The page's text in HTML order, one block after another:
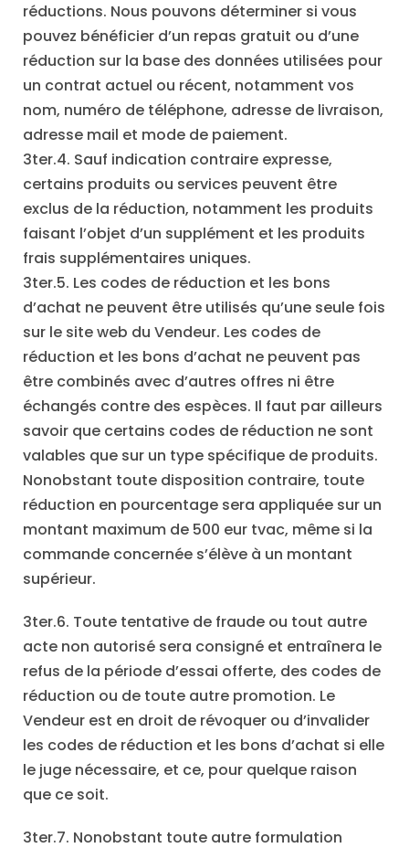
réductions. Nous pouvons déterminer si vous
pouvez bénéficier d’un repas gratuit ou d’une
réduction sur la base des données utilisées pour
un contrat actuel ou récent, notamment vos
nom, numéro de téléphone, adresse de livraison,
adresse mail et mode de paiement.
3ter.4. Sauf indication contraire expresse,
certains produits ou services peuvent être
exclus de la réduction, notamment les produits
faisant l’objet d’un supplément et les produits
frais supplémentaires uniques.
3ter.5. Les codes de réduction et les bons
d’achat ne peuvent être utilisés qu’une seule fois
sur le site web du Vendeur. Les codes de
réduction et les bons d’achat ne peuvent pas
être combinés avec d’autres offres ni être
échangés contre des espèces. Il faut par ailleurs
savoir que certains codes de réduction ne sont
valables que sur un type spécifique de produits.
Nonobstant toute disposition contraire, toute
réduction en pourcentage sera appliquée sur un
montant maximum de 500 eur tvac, même si la
commande concernée s’élève à un montant
supérieur.
3ter.6. Toute tentative de fraude ou tout autre
acte non autorisé sera consigné et entraînera le
refus de la période d’essai offerte, des codes de
réduction ou de toute autre promotion. Le
Vendeur est en droit de révoquer ou d’invalider
les codes de réduction et les bons d’achat si elle
le juge nécessaire, et ce, pour quelque raison
que ce soit.
3ter.7. Nonobstant toute autre formulation